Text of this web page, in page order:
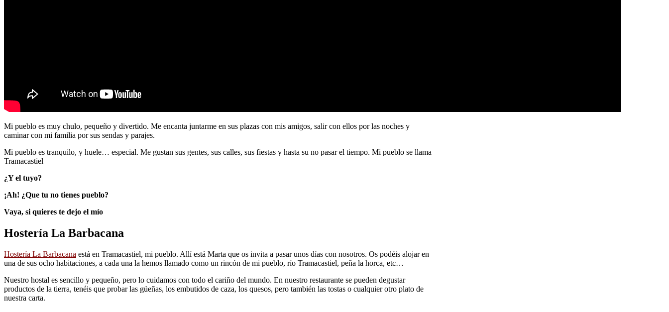
Mi pueblo es muy chulo, pequeño y divertido. Me encanta juntarme en sus plazas con mis amigos, salir con ellos por las noches y
caminar con mi familia por sus sendas y parajes.
Mi pueblo es tranquilo, y huele… especial. Me gustan sus gentes, sus calles, sus fiestas y hasta su no pasar el tiempo. Mi pueblo se llama
Tramacastiel
¿Y el tuyo?
¡Ah! ¿Que tu no tienes pueblo?
Vaya, si quieres te dejo el mío
Hostería La Barbacana
Hostería La Barbacana está en Tramacastiel, mi pueblo. Allí está Marta que os invita a pasar unos días con nosotros. Os podéis alojar en
una de sus ocho habitaciones, a cada una la hemos llamado como un rincón de mi pueblo, río Tramacastiel, peña la horca, etc…
Nuestro hostal es sencillo y pequeño, pero lo cuidamos con todo el cariño del mundo. En nuestro restaurante se pueden degustar
productos de la tierra, tenéis que probar las güeñas, los embutidos de caza, los quesos, pero también las tostas o cualquier otro plato de
nuestra carta.